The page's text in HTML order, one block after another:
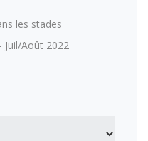
les stades
Août 2022